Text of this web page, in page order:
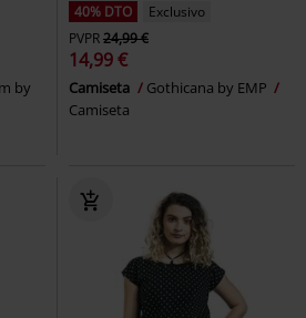
by
40% DTO
Exclusivo
PVPR24,99 €
14,99 €
Camiseta
Gothicana by EMP
Camiseta